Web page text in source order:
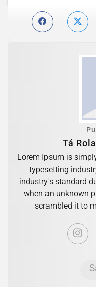
Tá
Lorem Ipsum is
typesetting
industry's standard
when an unknown
scrambled it to